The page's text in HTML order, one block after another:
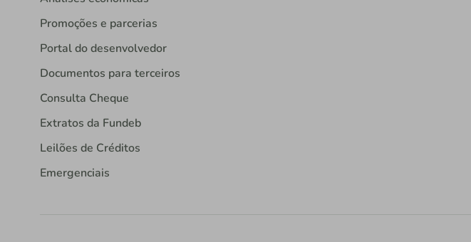
Promoções e parcerias
Portal do desenvolvedor
Documentos para terceiros
Consulta Cheque
Extratos da Fundeb
Leilões de Créditos
Emergenciais